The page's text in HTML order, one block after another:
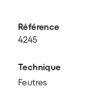
Référence
4245
Technique
Feutres